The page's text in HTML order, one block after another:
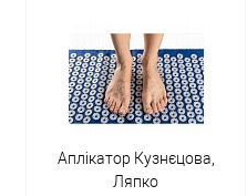
Аплікатор Кузнєцова,
Ляпко